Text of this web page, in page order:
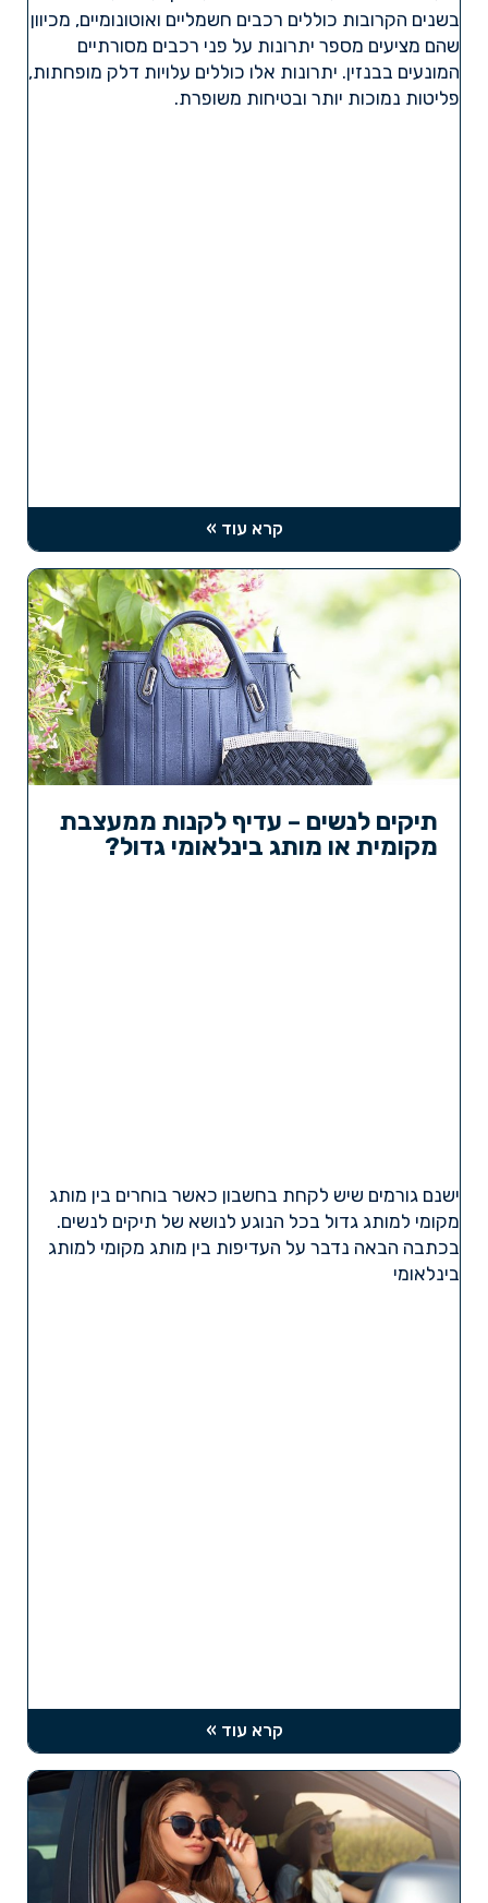
בשנים הקרובות כוללים רכבים חשמליים ואוטונומיים, מכיוון
שהם מציעים מספר יתרונות על פני רכבים מסורתיים
המונעים בבנזין. יתרונות אלו כוללים עלויות דלק מופחתות,
פליטות נמוכות יותר ובטיחות משופרת.
קרא עוד »
תיקים לנשים – עדיף לקנות ממעצבת
מקומית או מותג בינלאומי גדול?
ישנם גורמים שיש לקחת בחשבון כאשר בוחרים בין מותג
מקומי למותג גדול בכל הנוגע לנושא של תיקים לנשים.
בכתבה הבאה נדבר על העדיפות בין מותג מקומי למותג
בינלאומי
קרא עוד »